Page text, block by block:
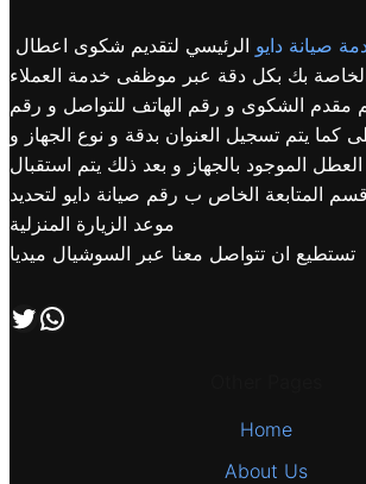
صيانة دايو الرئيسي لتقديم شكوى اعطال
الخاصة بك بكل دقة عبر موظفى خدمة العملاء
مقدم الشكوى و رقم الهاتف للتواصل و رقم
كما يتم تسجيل العنوان بدقة و نوع الجهاز و
الموجود بالجهاز و بعد ذلك يتم استقبال
المتابعة الخاص ب رقم صيانة دايو لتحديد
موعد الزيارة المنزلية
تستطيع ان تتواصل معنا عبر السوشيال ميديا
تابعنا علي صفحة التويتر اتصل بنا علي طريق الوتساب
Home
About Us